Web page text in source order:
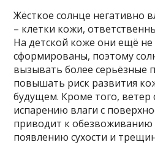
Жёсткое солнце негативно
– клетки кожи,
На детской коже они ещё
сформированы, поэтому
вызывать более серьёзные
повышать риск развития
будущем. Кроме того, ветер
испарению влаги с
приводит к обезвоживанию
появлению сухости и